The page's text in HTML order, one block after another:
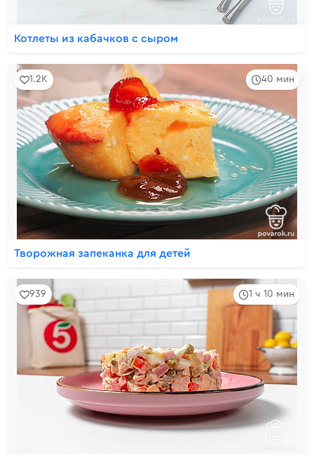
Котлеты из кабачков с сыром
40 мин
1.2K
Творожная запеканка для детей
1 ч 10 мин
939